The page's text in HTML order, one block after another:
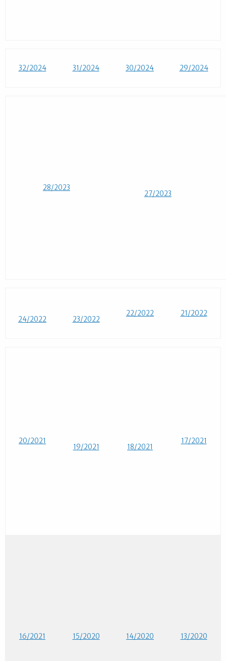
32/2024 31/2024 30/2024 29/2024
28/2023
27/2023
24/2022 23/2022
22/2022 21/2022
20/2021
19/2021 18/2021
17/2021
16/2021 15/2020 14/2020 13/2020